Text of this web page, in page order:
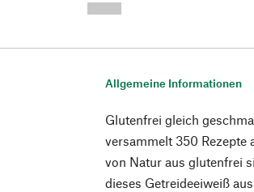
Allgemeine Informationen
Glutenfrei gleich
versammelt 350 Rezepte
von Natur aus glutenfrei
dieses Getreideeiweiß